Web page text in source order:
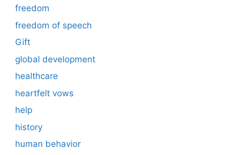
freedom
freedom of speech
Gift
global development
healthcare
heartfelt vows
help
history
human behavior